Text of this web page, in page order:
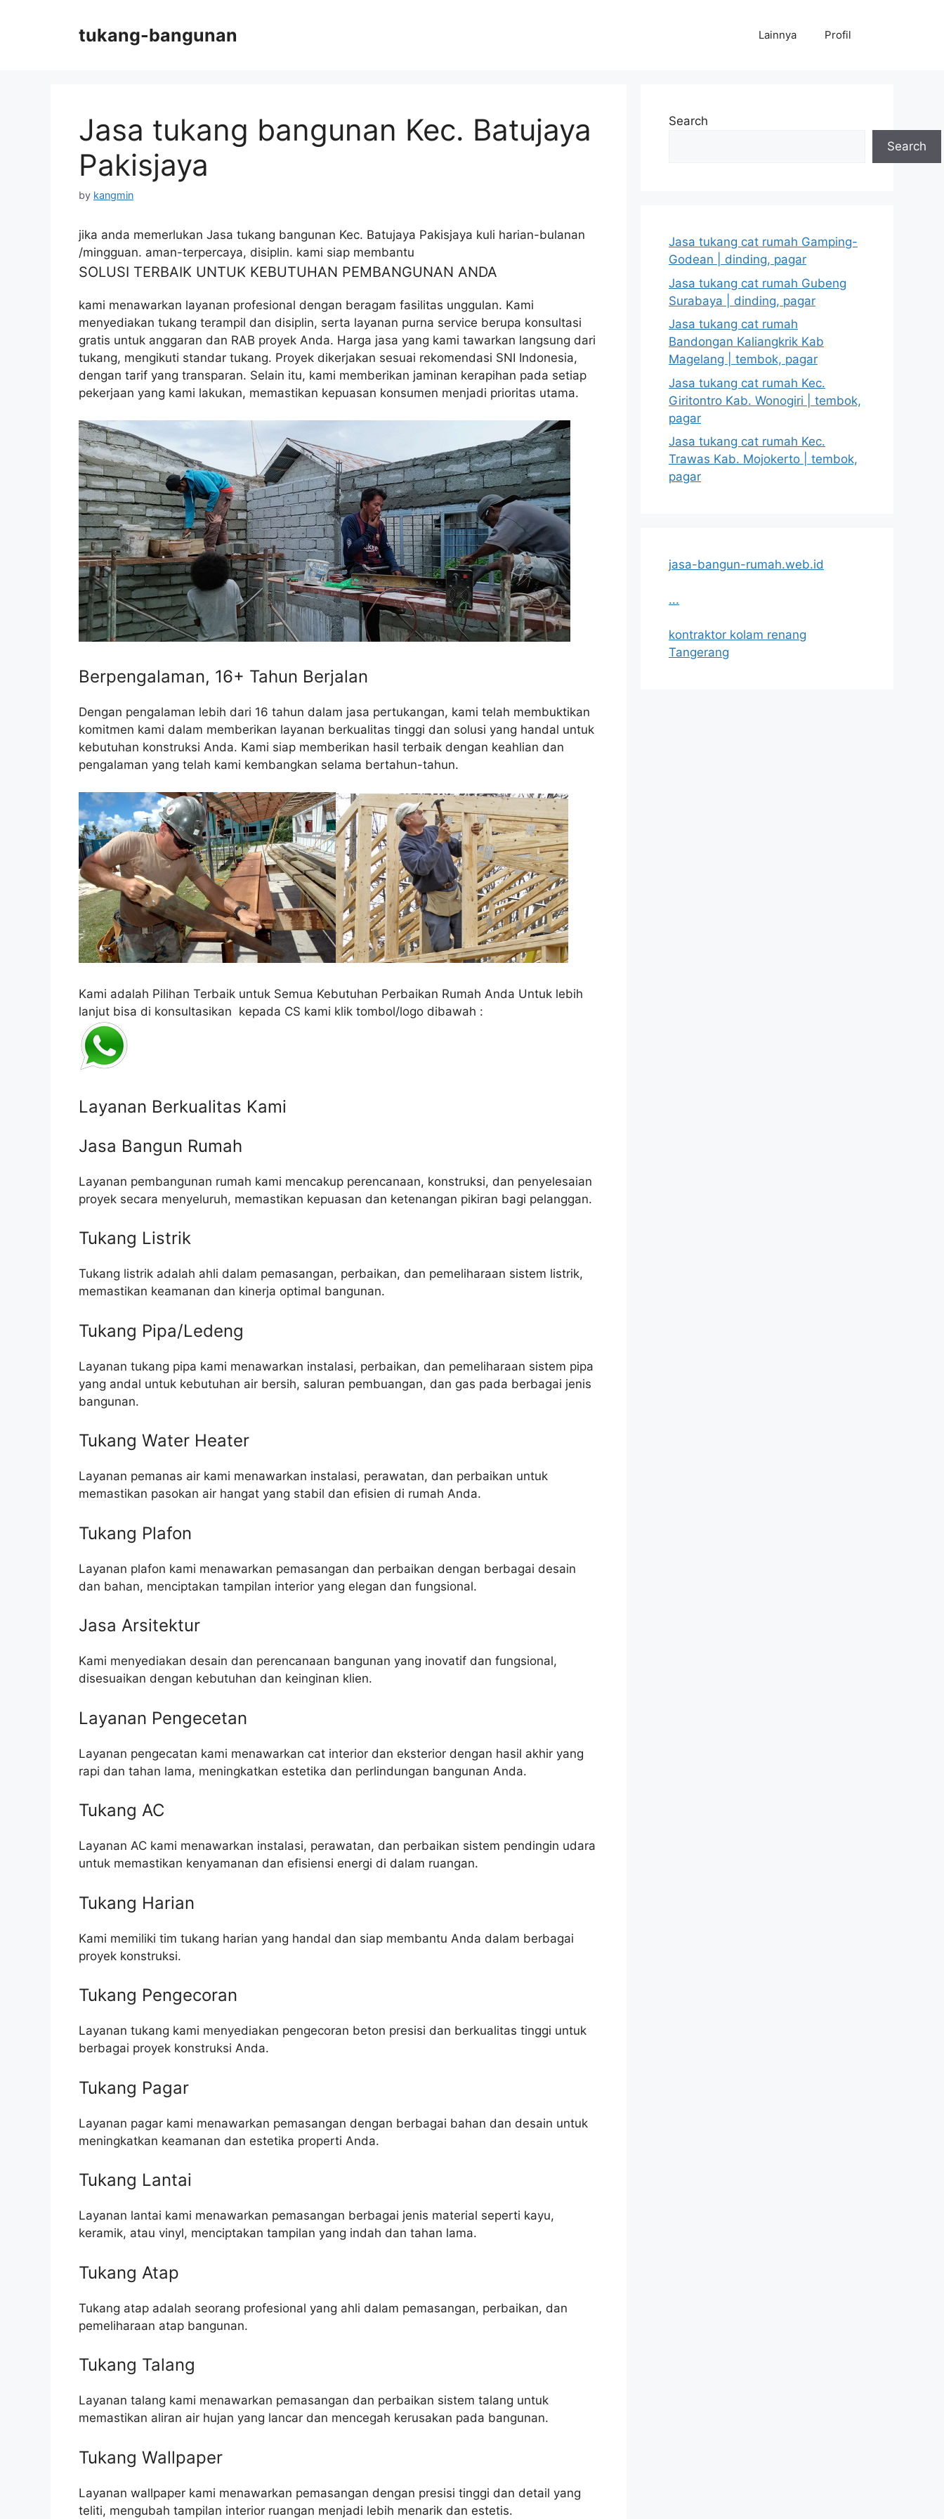
tukang-bangunan Lainnya Profil
Jasa tukang bangunan Kec. Batujaya
Pakisjaya
by kangmin
jika anda memerlukan Jasa tukang bangunan Kec. Batujaya Pakisjaya kuli harian-bulanan
/mingguan. aman-terpercaya, disiplin. kami siap membantu
SOLUSI TERBAIK UNTUK KEBUTUHAN PEMBANGUNAN ANDA
kami menawarkan layanan profesional dengan beragam fasilitas unggulan. Kami
menyediakan tukang terampil dan disiplin, serta layanan purna service berupa konsultasi
gratis untuk anggaran dan RAB proyek Anda. Harga jasa yang kami tawarkan langsung dari
tukang, mengikuti standar tukang. Proyek dikerjakan sesuai rekomendasi SNI Indonesia,
dengan tarif yang transparan. Selain itu, kami memberikan jaminan kerapihan pada setiap
pekerjaan yang kami lakukan, memastikan kepuasan konsumen menjadi prioritas utama.
Berpengalaman, 16+ Tahun Berjalan
Dengan pengalaman lebih dari 16 tahun dalam jasa pertukangan, kami telah membuktikan
komitmen kami dalam memberikan layanan berkualitas tinggi dan solusi yang handal untuk
kebutuhan konstruksi Anda. Kami siap memberikan hasil terbaik dengan keahlian dan
pengalaman yang telah kami kembangkan selama bertahun-tahun.
Kami adalah Pilihan Terbaik untuk Semua Kebutuhan Perbaikan Rumah Anda Untuk lebih
lanjut bisa di konsultasikan kepada CS kami klik tombol/logo dibawah :
Layanan Berkualitas Kami
Jasa Bangun Rumah
Layanan pembangunan rumah kami mencakup perencanaan, konstruksi, dan penyelesaian
proyek secara menyeluruh, memastikan kepuasan dan ketenangan pikiran bagi pelanggan.
Tukang Listrik
Tukang listrik adalah ahli dalam pemasangan, perbaikan, dan pemeliharaan sistem listrik,
memastikan keamanan dan kinerja optimal bangunan.
Tukang Pipa/Ledeng
Layanan tukang pipa kami menawarkan instalasi, perbaikan, dan pemeliharaan sistem pipa
yang andal untuk kebutuhan air bersih, saluran pembuangan, dan gas pada berbagai jenis
bangunan.
Tukang Water Heater
Layanan pemanas air kami menawarkan instalasi, perawatan, dan perbaikan untuk
memastikan pasokan air hangat yang stabil dan efisien di rumah Anda.
Tukang Plafon
Layanan plafon kami menawarkan pemasangan dan perbaikan dengan berbagai desain
dan bahan, menciptakan tampilan interior yang elegan dan fungsional.
Jasa Arsitektur
Kami menyediakan desain dan perencanaan bangunan yang inovatif dan fungsional,
disesuaikan dengan kebutuhan dan keinginan klien.
Layanan Pengecetan
Layanan pengecatan kami menawarkan cat interior dan eksterior dengan hasil akhir yang
rapi dan tahan lama, meningkatkan estetika dan perlindungan bangunan Anda.
Tukang AC
Layanan AC kami menawarkan instalasi, perawatan, dan perbaikan sistem pendingin udara
untuk memastikan kenyamanan dan efisiensi energi di dalam ruangan.
Tukang Harian
Kami memiliki tim tukang harian yang handal dan siap membantu Anda dalam berbagai
proyek konstruksi.
Tukang Pengecoran
Layanan tukang kami menyediakan pengecoran beton presisi dan berkualitas tinggi untuk
berbagai proyek konstruksi Anda.
Tukang Pagar
Layanan pagar kami menawarkan pemasangan dengan berbagai bahan dan desain untuk
meningkatkan keamanan dan estetika properti Anda.
Tukang Lantai
Layanan lantai kami menawarkan pemasangan berbagai jenis material seperti kayu,
keramik, atau vinyl, menciptakan tampilan yang indah dan tahan lama.
Tukang Atap
Tukang atap adalah seorang profesional yang ahli dalam pemasangan, perbaikan, dan
pemeliharaan atap bangunan.
Tukang Talang
Layanan talang kami menawarkan pemasangan dan perbaikan sistem talang untuk
memastikan aliran air hujan yang lancar dan mencegah kerusakan pada bangunan.
Tukang Wallpaper
Layanan wallpaper kami menawarkan pemasangan dengan presisi tinggi dan detail yang
teliti, mengubah tampilan interior ruangan menjadi lebih menarik dan estetis.
Search
Search
Jasa tukang cat rumah Gamping-
Godean | dinding, pagar
Jasa tukang cat rumah Gubeng
Surabaya | dinding, pagar
Jasa tukang cat rumah
Bandongan Kaliangkrik Kab
Magelang | tembok, pagar
Jasa tukang cat rumah Kec.
Giritontro Kab. Wonogiri | tembok,
pagar
Jasa tukang cat rumah Kec.
Trawas Kab. Mojokerto | tembok,
pagar
jasa-bangun-rumah.web.id
...
kontraktor kolam renang
Tangerang